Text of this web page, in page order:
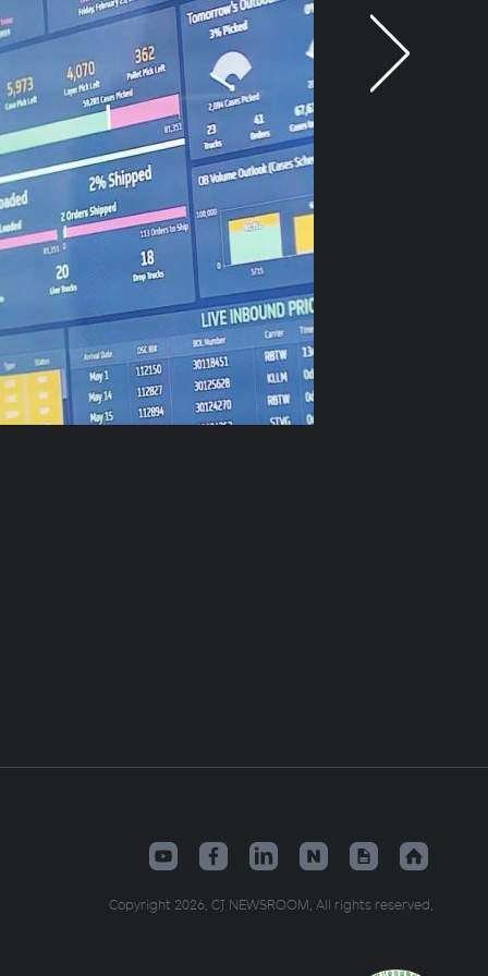
Copyright 2026. CJ NEWSROOM. All rights reserved.